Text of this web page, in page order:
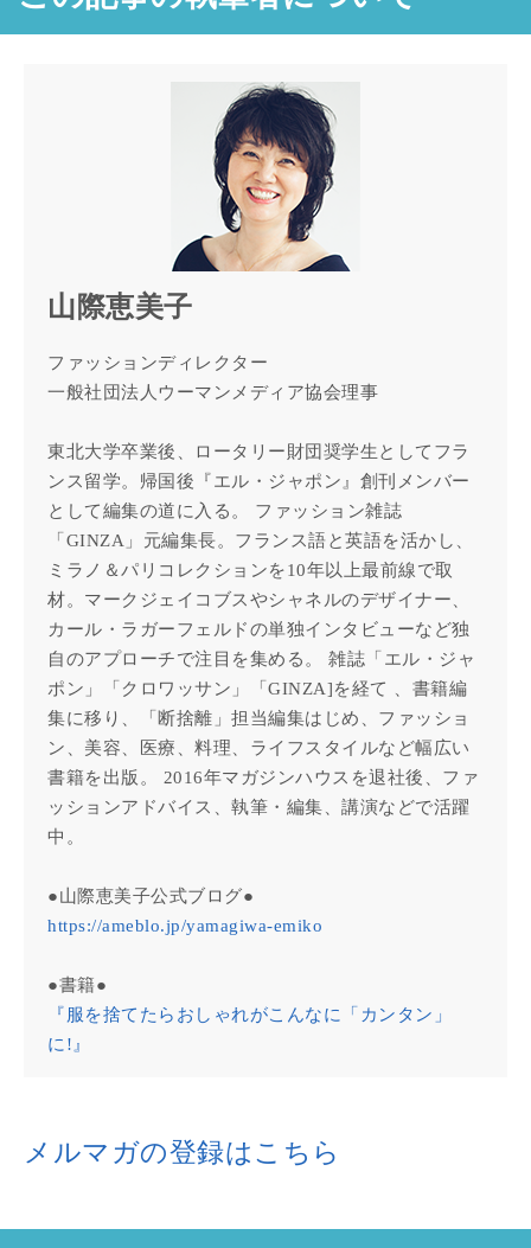
山際恵美子
ファッションディレクター
一般社団法人ウーマンメディア協会理事
東北大学卒業後、ロータリー財団奨学生としてフラ
ンス留学。帰国後『エル・ジャポン』創刊メンバー
として編集の道に入る。 ファッション雑誌
「GINZA」元編集長。フランス語と英語を活かし、
ミラノ＆パリコレクションを10年以上最前線で取
材。マークジェイコブスやシャネルのデザイナー、
カール・ラガーフェルドの単独インタビューなど独
自のアプローチで注目を集める。 雑誌「エル・ジャ
ポン」「クロワッサン」「GINZA]を経て 、書籍編
集に移り、「断捨離」担当編集はじめ、ファッショ
ン、美容、医療、料理、ライフスタイルなど幅広い
書籍を出版。 2016年マガジンハウスを退社後、ファ
ッションアドバイス、執筆・編集、講演などで活躍
中。
●山際恵美子公式ブログ●
https://ameblo.jp/yamagiwa-emiko
●書籍●
『服を捨てたらおしゃれがこんなに「カンタン」
に!』
メルマガの登録はこちら